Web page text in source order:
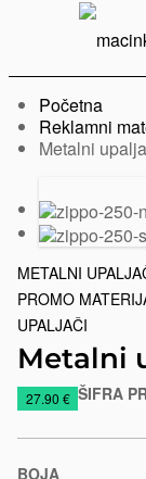
Početna
Reklamni
Trenutno:
Metalni
Prethodni
slajd
Sledeći
slajd
METALNI
PROMO
UPALJAČI
Metalni
https://
27.90 € ŠIFRA
BOJA